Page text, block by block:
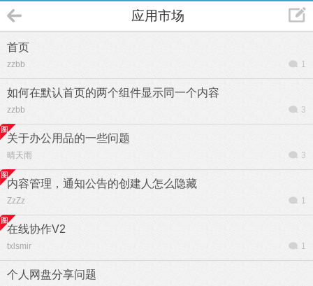
应用市场
首页
zzbb 1
如何在默认首页的两个组件显示同一个内容
zzbb 3
关于办公用品的一些问题
晴天雨 3
内容管理，通知公告的创建人怎么隐藏
ZzZz 1
在线协作V2
txlsmir 1
个人网盘分享问题